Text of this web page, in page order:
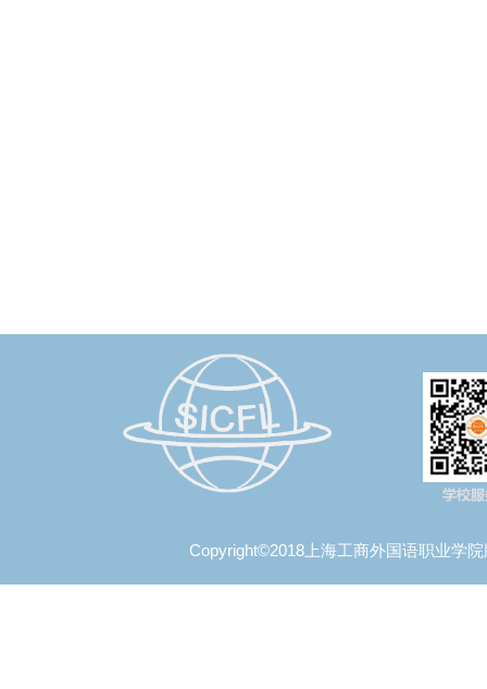
Copyright©2018上海工商外国语职业学